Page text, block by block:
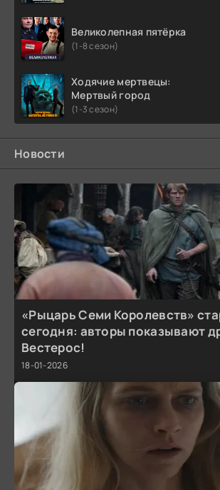
Великолепная пятёрка
(1-8 сезон)
Ходячие мертвецы:
Мертвый город
(1-3 сезон)
Новости
«Рыцарь Семи Королевств»
сегодня: авторы показывают
Вестерос!
18-01-2026